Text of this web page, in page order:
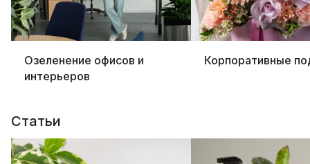
Озеленение офисов и
интерьеров
Корпоративные
Статьи